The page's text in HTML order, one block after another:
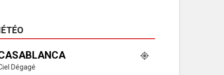
Dégagé